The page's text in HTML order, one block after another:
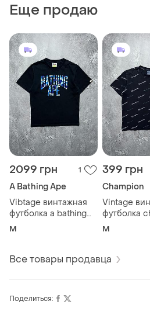
Еще продаю
2099 грн 1
A Bathing Ape
Vibtage винтажная
футболка a bathing
ape bape бэйп big
M
399 грн
Champion
Vintage
футболка
чемпион
размер м
M
Все товары продавца
Поделиться: